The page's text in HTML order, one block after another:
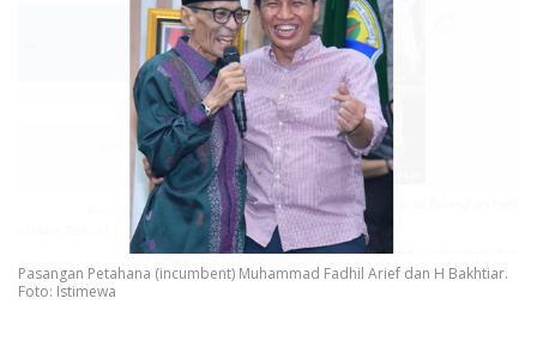
Pasangan Petahana (incumbent) Muhammad Fadhil Arief dan H Bakhtiar.
Foto: Istimewa